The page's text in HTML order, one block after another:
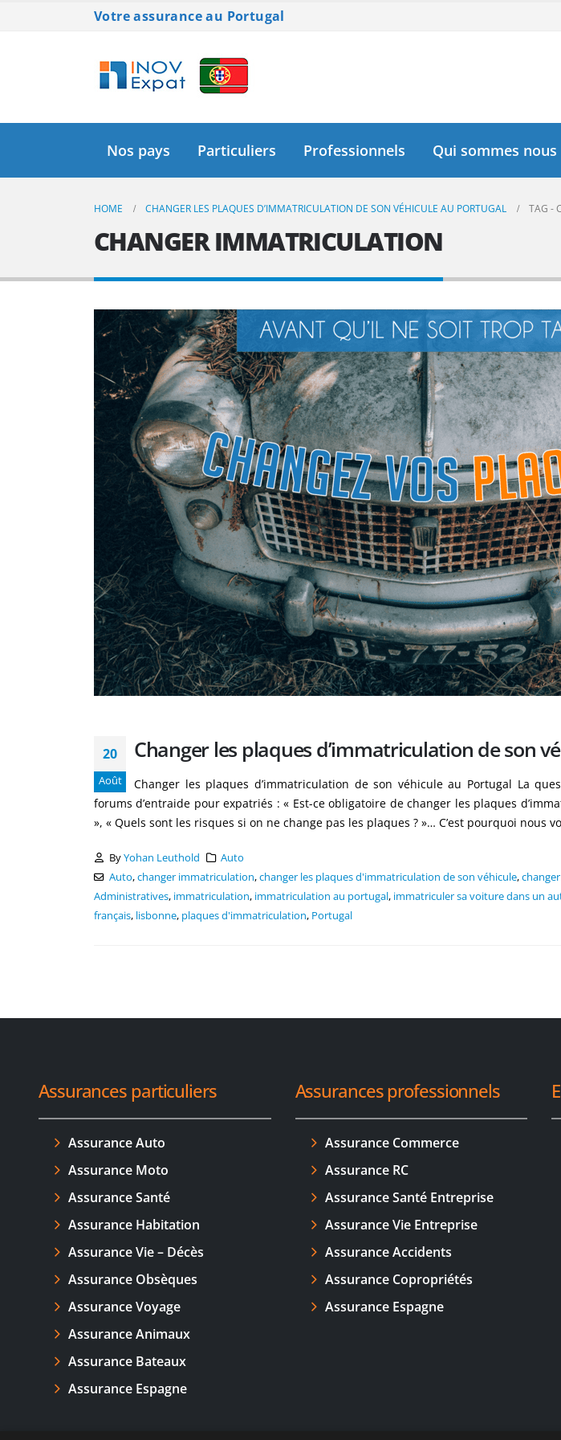
Votre assurance au Portugal
Nos pays Particuliers Professionnels Qui sommes nous
HOME CHANGER LES PLAQUES D’IMMATRICULATION DE SON VÉHICULE AU PORTUGAL TAG -
CHANGER IMMATRICULATION
20
Août
Changer les plaques d’immatriculation de son
Changer les plaques d’immatriculation de son véhicule au Portugal La
forums d’entraide pour expatriés : « Est-ce obligatoire de changer les plaques
», « Quels sont les risques si on ne change pas les plaques ? »… C’est pourquoi nous
ByYohan Leuthold
Auto
Auto,changer immatriculation,changer les plaques d'immatriculation de son véhicule,
Administratives, immatriculation, immatriculation au portugal, immatriculer sa voiture dans un
français, lisbonne, plaques d'immatriculation, Portugal
Assurances particuliers
Assurance Auto
Assurance Moto
Assurance Santé
Assurance Habitation
Assurance Vie – Décès
Assurance Obsèques
Assurance Voyage
Assurance Animaux
Assurance Bateaux
Assurance Espagne
Assurances professionnels
Assurance Commerce
Assurance RC
Assurance Santé Entreprise
Assurance Vie Entreprise
Assurance Accidents
Assurance Copropriétés
Assurance Espagne